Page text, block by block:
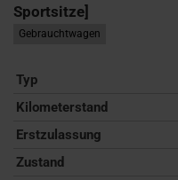
Sportsitze]
Gebrauchtwagen
Typ
Kilometerstand
Erstzulassung
Zustand